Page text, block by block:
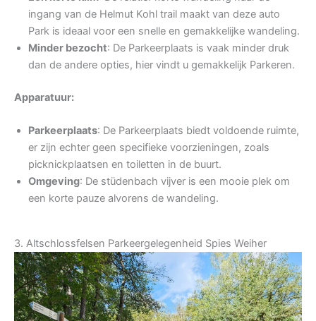
ingang van de Helmut Kohl trail maakt van deze auto
Park is ideaal voor een snelle en gemakkelijke wandeling.
Minder bezocht: De Parkeerplaats is vaak minder druk
dan de andere opties, hier vindt u gemakkelijk Parkeren.
Apparatuur:
Parkeerplaats: De Parkeerplaats biedt voldoende ruimte,
er zijn echter geen specifieke voorzieningen, zoals
picknickplaatsen en toiletten in de buurt.
Omgeving: De stüdenbach vijver is een mooie plek om
een korte pauze alvorens de wandeling.
3. Altschlossfelsen Parkeergelegenheid Spies Weiher